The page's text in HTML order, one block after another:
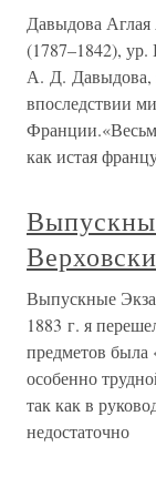
Давыдова
(1787–1842),
А. Д. Давыдова,
впоследствии
как истая
Выпускные
1883 г. я
предметов была
особенно
так как в
недостаточно